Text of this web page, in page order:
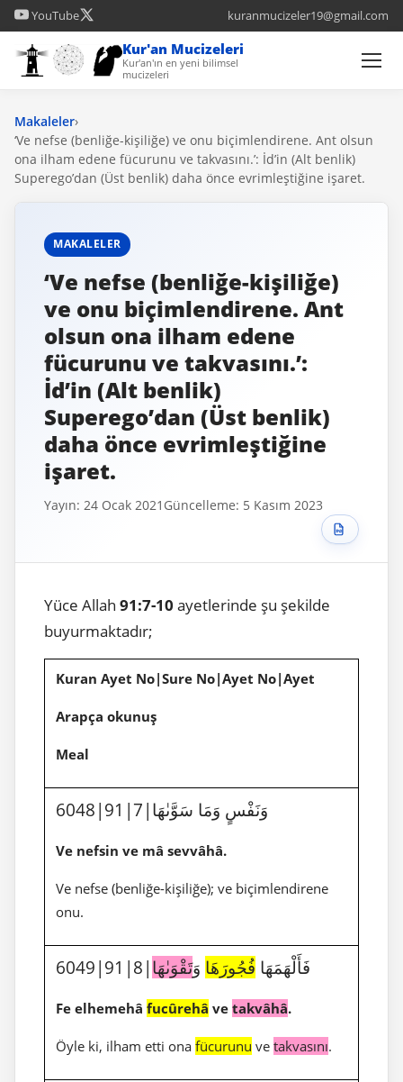
YouTube kuranmucizeler19@gmail.com
Kur'an Mucizeleri
Kur'an'ın en yeni bilimsel
mucizeleri
Makaleler›
‘Ve nefse (benliğe-kişiliğe) ve onu biçimlendirene. Ant olsun
ona ilham edene fücurunu ve takvasını.’: İd’in (Alt benlik)
Superego’dan (Üst benlik) daha önce evrimleştiğine işaret.
MAKALELER
‘Ve nefse (benliğe-kişiliğe)
ve onu biçimlendirene. Ant
olsun ona ilham edene
fücurunu ve takvasını.’:
İd’in (Alt benlik)
Superego’dan (Üst benlik)
daha önce evrimleştiğine
işaret.
Yayın: 24 Ocak 2021 Güncelleme: 5 Kasım 2023
Yüce Allah 91:7-10 ayetlerinde şu şekilde
buyurmaktadır;
Kuran Ayet No|Sure No|Ayet No|Ayet
Arapça okunuş
Meal
6048|91|7|وَنَفْسٍ وَمَا سَوَّىٰهَا
Ve nefsin ve mâ sevvâhâ.
Ve nefse (benliğe-kişiliğe); ve biçimlendirene
onu.
6049|91|8|فَأَلْهَمَهَا فُجُورَهَا وَتَقْوَىٰهَا
Fe elhemehâ fucûrehâ ve takvâhâ.
Öyle ki, ilham etti ona fücurunu ve takvasını.